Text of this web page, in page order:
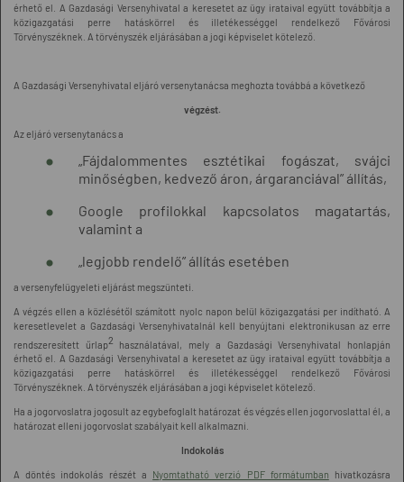
érhető el. A Gazdasági Versenyhivatal a keresetet az ügy irataival együtt továbbítja a
közigazgatási perre hatáskörrel és illetékességgel rendelkező Fővárosi
Törvényszéknek. A törvényszék eljárásában a jogi képviselet kötelező.
A Gazdasági Versenyhivatal eljáró versenytanácsa meghozta továbbá a következő
végzést.
Az eljáró versenytanács a
„Fájdalommentes esztétikai fogászat, svájci
minőségben, kedvező áron, árgaranciával” állítás,
Google profilokkal kapcsolatos magatartás,
valamint a
„legjobb rendelő” állítás esetében
a versenyfelügyeleti eljárást megszünteti.
A végzés ellen a közlésétől számított nyolc napon belül közigazgatási per indítható. A
keresetlevelet a Gazdasági Versenyhivatalnál kell benyújtani elektronikusan az erre
rendszeresített űrlap2 használatával, mely a Gazdasági Versenyhivatal honlapján
érhető el. A Gazdasági Versenyhivatal a keresetet az ügy irataival együtt továbbítja a
közigazgatási perre hatáskörrel és illetékességgel rendelkező Fővárosi
Törvényszéknek. A törvényszék eljárásában a jogi képviselet kötelező.
Ha a jogorvoslatra jogosult az egybefoglalt határozat és végzés ellen jogorvoslattal él, a
határozat elleni jogorvoslat szabályait kell alkalmazni.
Indokolás
A döntés indokolás részét a Nyomtatható verzió PDF formátumban hivatkozásra